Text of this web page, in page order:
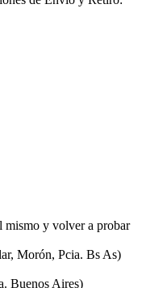
mismo y volver a probar
Morón, Pcia. Bs As)
Buenos Aires)